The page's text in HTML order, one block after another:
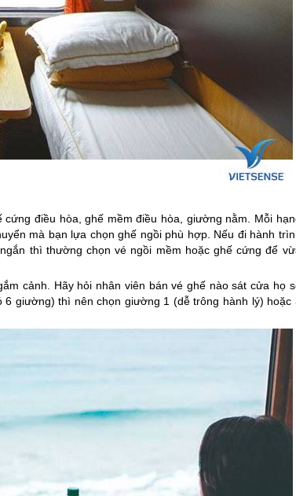
điều hòa, ghế mềm điều hòa, giường nằm. Mỗi
mà bạn lựa chọn ghế ngồi phù hợp. Nếu đi hành
thì thường chọn vé ngồi mềm hoặc ghế cứng để
cảnh. Hãy hỏi nhân viên bán vé ghế nào sát cửa họ
giường) thì nên chọn giường 1 (dễ trông hành lý) hoặc